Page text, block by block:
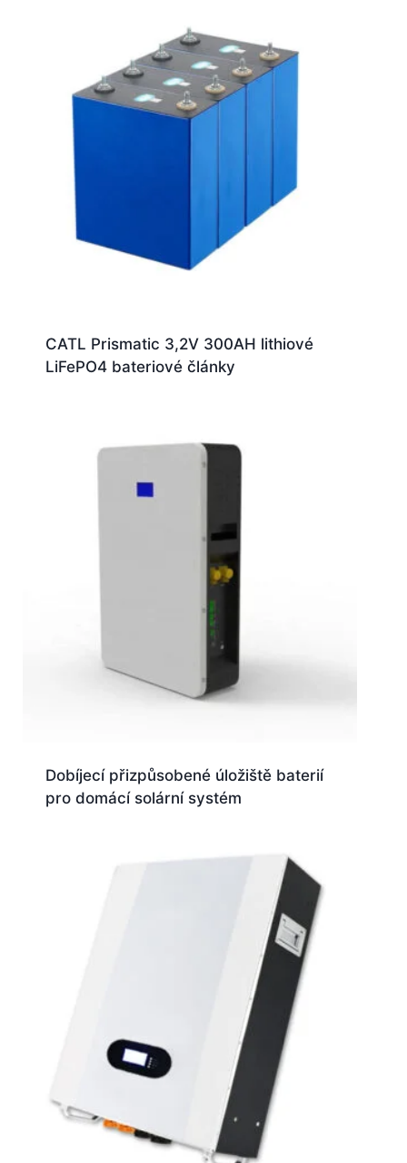
CATL Prismatic 3,2V 300AH lithiové
LiFePO4 bateriové články
Dobíjecí přizpůsobené úložiště baterií
pro domácí solární systém